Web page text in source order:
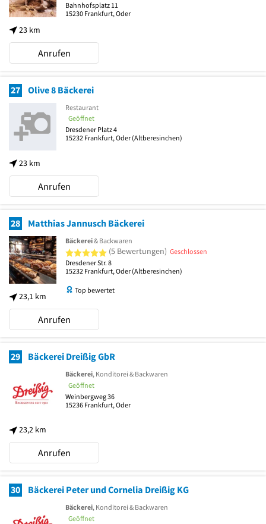
23 km
Bahnhofsplatz 11
15230 Frankfurt, Oder
Anrufen
27 Olive 8 Bäckerei
23 km
Restaurant
Geöffnet
Dresdener Platz 4
15232 Frankfurt, Oder(Altberesinchen)
Anrufen
28 Matthias Jannusch Bäckerei
23,1 km
Bäckerei& Backwaren
5 von 5 Sternen
(5 Bewertungen) Geschlossen
Dresdener Str. 8
15232 Frankfurt, Oder(Altberesinchen)
Top bewertet
Anrufen
29 Bäckerei Dreißig GbR
23,2 km
Bäckerei, Konditorei & Backwaren
Geöffnet
Weinbergweg 36
15236 Frankfurt, Oder
Anrufen
30 Bäckerei Peter und Cornelia Dreißig KG
Bäckerei, Konditorei & Backwaren
Geöffnet